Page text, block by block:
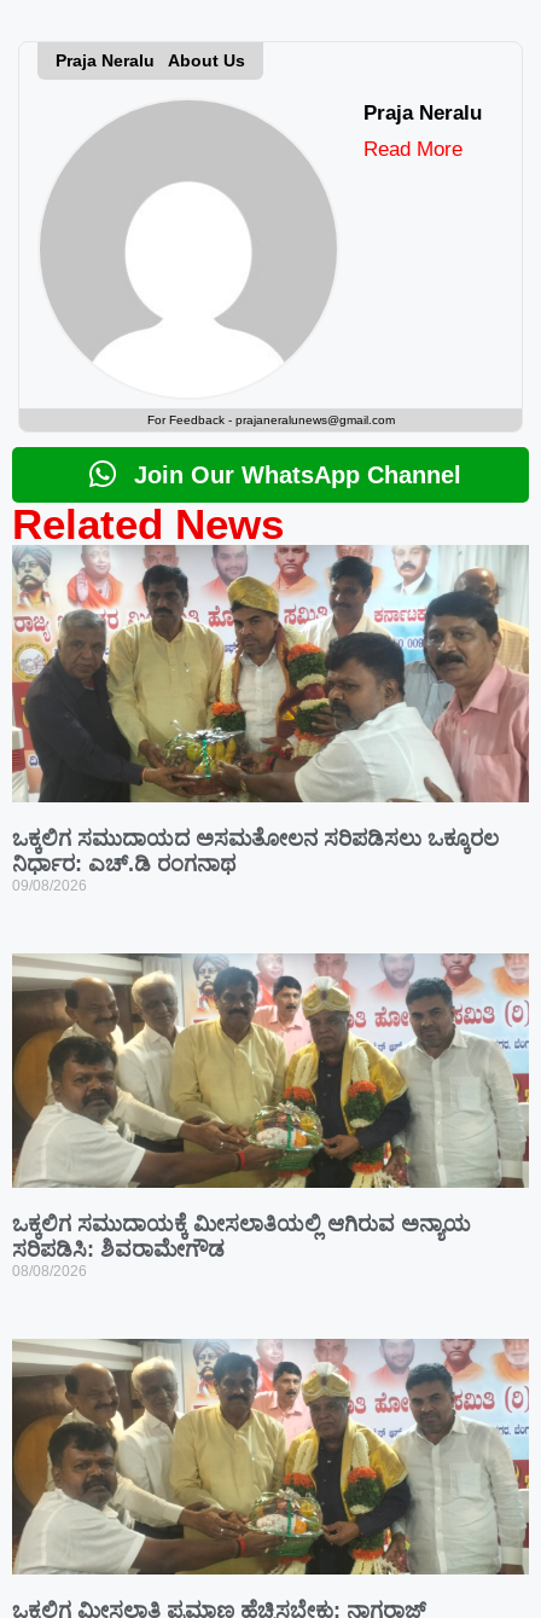
Praja Neralu About Us
Praja Neralu
Read More
For Feedback - prajaneralunews@gmail.com
Join Our WhatsApp Channel
Related News
ಒಕ್ಕಲಿಗ ಸಮುದಾಯದ ಅಸಮತೋಲನ ಸರಿಪಡಿಸಲು ಒಕ್ಕೂರಲ
ನಿರ್ಧಾರ: ಎಚ್.ಡಿ ರಂಗನಾಥ
09/08/2026
ಒಕ್ಕಲಿಗ ಸಮುದಾಯಕ್ಕೆ ಮೀಸಲಾತಿಯಲ್ಲಿ ಆಗಿರುವ ಅನ್ಯಾಯ
ಸರಿಪಡಿಸಿ: ಶಿವರಾಮೇಗೌಡ
08/08/2026
ಒಕ್ಕಲಿಗ ಮೀಸಲಾತಿ ಪ್ರಮಾಣ ಹೆಚ್ಚಿಸಬೇಕು: ನಾಗರಾಜ್